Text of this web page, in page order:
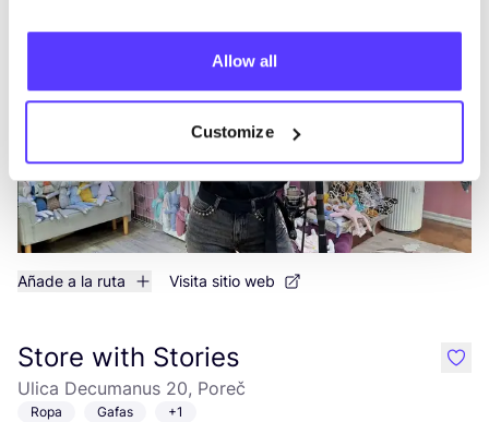
Allow all
Customize
Juguetes
Añade a la ruta Visita sitio web
Store with Stories
Ulica Decumanus 20, Poreč
Ropa Gafas +1
like